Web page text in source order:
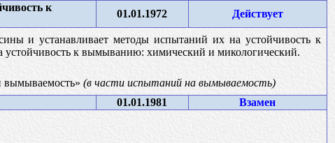
к
01.01.1972 Действует
и устанавливает методы испытаний их на устойчивость к
к вымыванию: химический и микологический.
вымываемость» (в части испытаний на вымываемость)
01.01.1981
Взамен